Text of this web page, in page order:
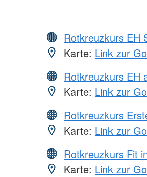
Rotkreuzkurs EH
Karte: Link zur
Rotkreuzkurs EH
Karte: Link zur
Rotkreuzkurs
Karte: Link zur
Rotkreuzkurs Fit
Karte: Link zur